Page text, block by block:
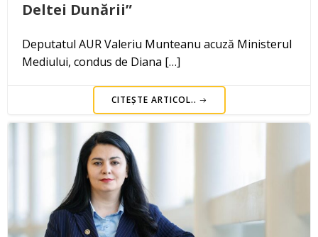
Deltei Dunării”
Deputatul AUR Valeriu Munteanu acuză Ministerul
Mediului, condus de Diana […]
CITEȘTE ARTICOL..